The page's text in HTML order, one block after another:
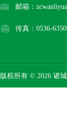
邮箱：
传真：0536-
版权所有 © 2026 诸